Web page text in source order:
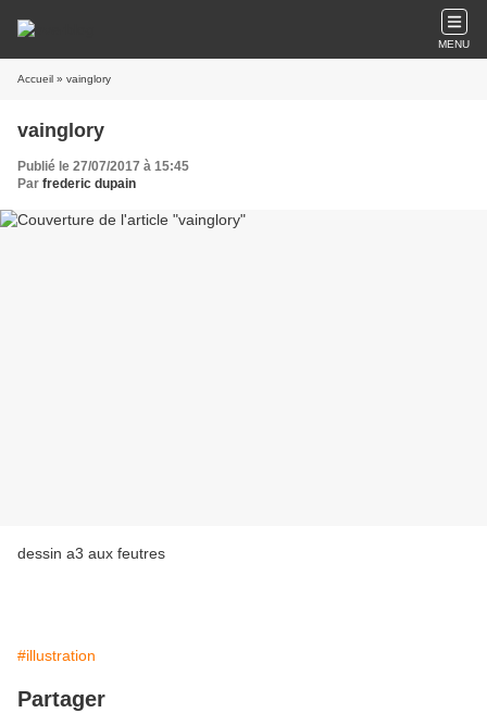
MENU
Accueil » vainglory
vainglory
Publié le 27/07/2017 à 15:45
Par frederic dupain
dessin a3 aux feutres
#illustration
Partager